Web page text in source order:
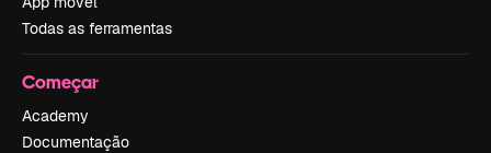
Todas as ferramentas
Começar
Academy
Documentação